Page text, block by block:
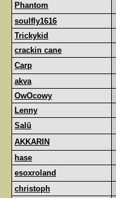
Phantom
soulfly1616
Trickykid
crackin cane
Carp
akva
OwOcowy
Lenny
Salü
AKKARIN
hase
esoxroland
christoph